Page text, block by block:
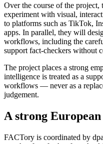
Over the course of the
experiment with visual,
to platforms such as TikTok,
apps. In parallel, they will
workflows, including the
support fact-checkers without
The project places a strong
intelligence is treated as a
workflows — never as a
judgement.
A strong
FACTory is coordinated by